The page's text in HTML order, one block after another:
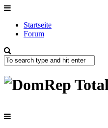
Startseite
Forum